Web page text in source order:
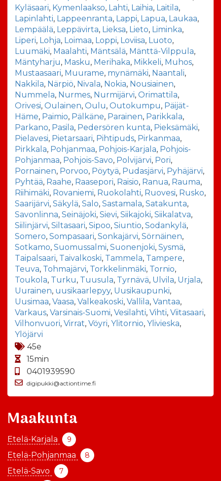
Kyläsaari, Kymenlaakso, Lahti, Laihia, Laitila,
Lapinlahti, Lappeenranta, Lappi, Lapua, Laukaa,
Lempäälä, Leppävirta, Lieksa, Lieto, Liminka,
Liperi, Lohja, Loimaa, Loppi, Loviisa, Luoto,
Luumäki, Maalahti, Mäntsälä, Mänttä-Vilppula,
Mäntyharju, Masku, Merihaka, Mikkeli, Muhos,
Mustaasaari, Muurame, mynämäki, Naantali,
Nakkila, Närpiö, Nivala, Nokia, Nousiainen,
Nummela, Nurmes, Nurmijärvi, Orimattila,
Orivesi, Oulainen, Oulu, Outokumpu, Päijät-
Häme, Paimio, Pälkäne, Parainen, Parikkala,
Parkano, Pasila, Pedersören kunta, Pieksämäki,
Pielavesi, Pietarsaari, Pihtipuds, Pirkanmaa,
Pirkkala, Pohjanmaa, Pohjois-Karjala, Pohjois-
Pohjanmaa, Pohjois-Savo, Polvijärvi, Pori,
Pornainen, Porvoo, Pöytyä, Pudasjärvi, Pyhäjärvi,
Pyhtää, Raahe, Raasepori, Raisio, Ranua, Rauma,
Riihimäki, Rovaniemi, Ruokolahti, Ruovesi, Rusko,
Saarijärvi, Säkylä, Salo, Sastamala, Satakunta,
Savonlinna, Seinäjoki, Sievi, Siikajoki, Siikalatva,
Siilinjärvi, Siltasaari, Sipoo, Siuntio, Sodankylä,
Somero, Sompasaari, Sonkajärvi, Sörnäinen,
Sotkamo, Suomussalmi, Suonenjoki, Sysmä,
Taipalsaari, Taivalkoski, Tammela, Tampere,
Teuva, Tohmajärvi, Torkkelinmäki, Tornio,
Toukola, Turku, Tuusula, Tyrnävä, Ulvila, Urjala,
Uurainen, uusikaarlepyy, Uusikaupunki,
Uusimaa, Vaasa, Valkeakoski, Vallila, Vantaa,
Varkaus, Varsinais-Suomi, Vesilahti, Vihti, Viitasaari,
Vilhonvuori, Virrat, Vöyri, Ylitornio, Ylivieska,
Ylöjärvi
45e
15min
0401939590
digipukki@actiontime.fi
Maakunta
Etelä-Karjala 9
Etelä-Pohjanmaa 8
Etelä-Savo 7